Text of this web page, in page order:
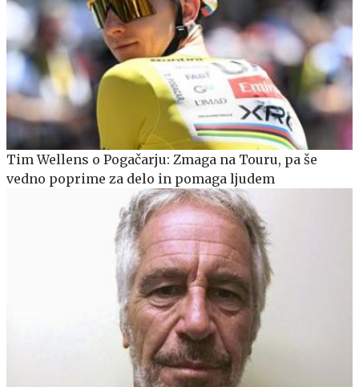
Tim Wellens o Pogačarju: Zmaga na Touru, pa še
vedno poprime za delo in pomaga ljudem